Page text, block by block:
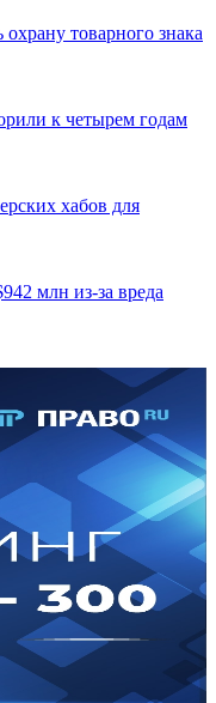
товарного знака
к четырем годам
хабов для
млн из-за вреда